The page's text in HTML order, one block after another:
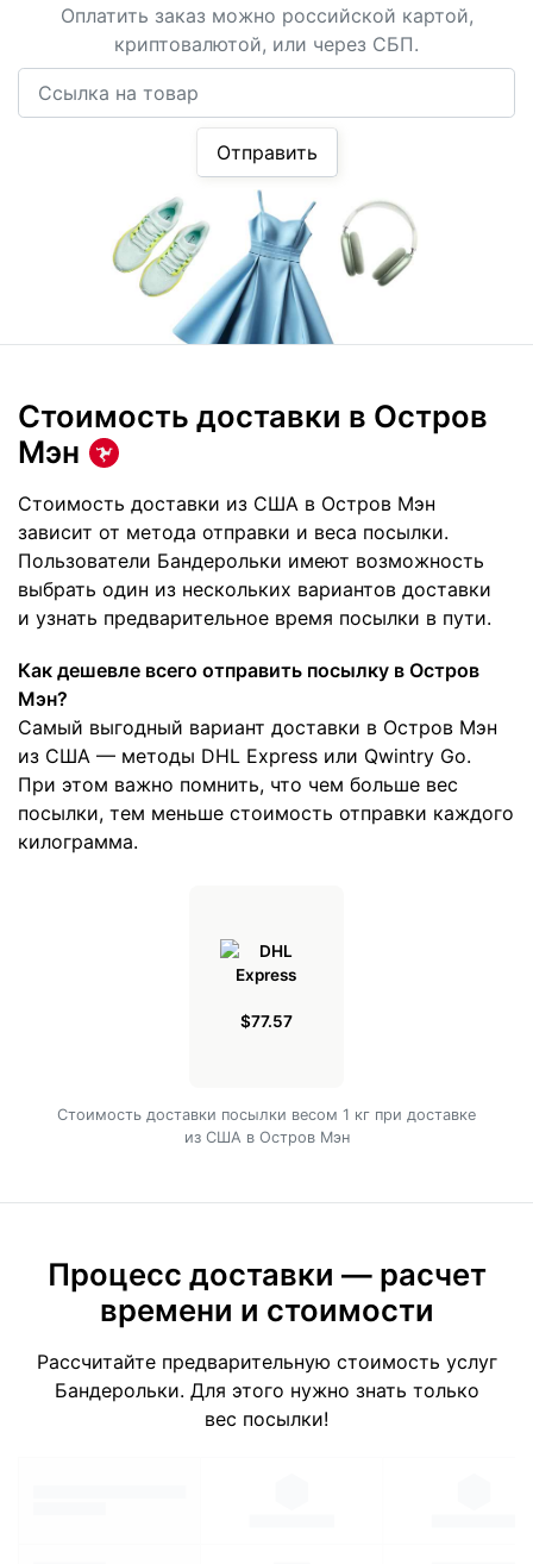
Оплатить заказ можно российской картой,
криптовалютой, или через СБП.
Отправить
Стоимость доставки в Остров
Мэн
Стоимость доставки из США в Остров Мэн
зависит от метода отправки и веса посылки.
Пользователи Бандерольки имеют возможность
выбрать один из нескольких вариантов доставки
и узнать предварительное время посылки в пути.
Как дешевле всего отправить посылку в Остров
Мэн?
Самый выгодный вариант доставки в Остров Мэн
из США — методы DHL Express или Qwintry Go.
При этом важно помнить, что чем больше вес
посылки, тем меньше стоимость отправки каждого
килограмма.
$77.57
Cтоимость доставки посылки весом 1 кг при доставке
из США в Остров Мэн
Процесс доставки — расчет
времени и стоимости
Рассчитайте предварительную стоимость услуг
Бандерольки. Для этого нужно знать только
вес посылки!